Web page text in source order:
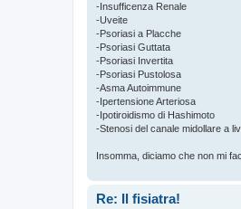
-Insufficenza Renale
-Uveite
-Psoriasi a Placche
-Psoriasi Guttata
-Psoriasi Invertita
-Psoriasi Pustolosa
-Asma Autoimmune
-Ipertensione Arteriosa
-Ipotiroidismo di Hashimoto
-Stenosi del canale midollare a
Insomma, diciamo che non mi
Re: Il fisiatra!